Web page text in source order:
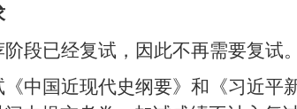
段已经复试，因此不再需要复试。
中国近现代史纲要》和《习近平